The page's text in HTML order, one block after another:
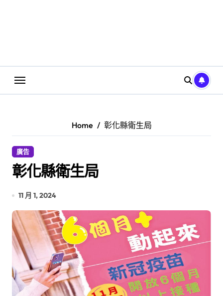
Home 彰化縣衛生局
廣告
彰化縣衛生局
11 月 1, 2024